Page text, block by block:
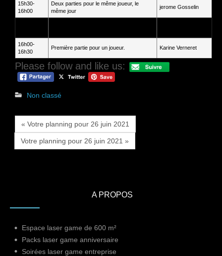
15h30-
16h00
Deux parties pour le même joueur, le
même jour
jerome Gosselin
16h00-
16h30
Première partie pour un joueur. Karine Verneret
Please follow and like us:
Non classé
« Votre planning pour 26 juin 2021
Votre planning pour 26 juin 2021 »
A PROPOS
Espace laser game de 600 m²
Packs laser game anniversaire
Soirées laser game entreprise